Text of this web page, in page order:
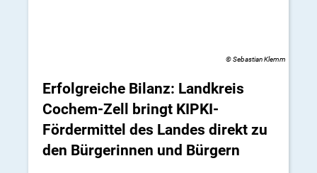
© Sebastian Klemm
Erfolgreiche Bilanz: Landkreis
Cochem-Zell bringt KIPKI-
Fördermittel des Landes direkt zu
den Bürgerinnen und Bürgern